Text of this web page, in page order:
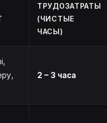
ТРУДОЗАТРАТЫ
(ЧИСТЫЕ
ЧАСЫ)
2 – 3 часа